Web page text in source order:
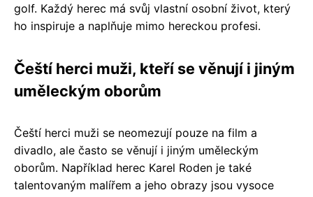
golf. Každý herec má svůj vlastní osobní život, který
ho inspiruje a naplňuje mimo hereckou profesi.
Čeští herci muži, kteří se věnují i jiným
uměleckým oborům
Čeští herci muži se neomezují pouze na film a
divadlo, ale často se věnují i jiným uměleckým
oborům. Například herec Karel Roden je také
talentovaným malířem a jeho obrazy jsou vysoce